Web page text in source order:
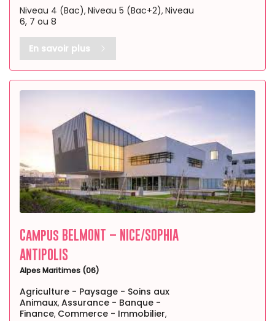
Niveau 4 (Bac), Niveau 5 (Bac+2), Niveau
6, 7 ou 8
En savoir plus
Campus BELMONT – NICE/SOPHIA
ANTIPOLIS
Alpes Maritimes (06)
Agriculture - Paysage - Soins aux
Animaux, Assurance - Banque -
Finance, Commerce - Immobilier,